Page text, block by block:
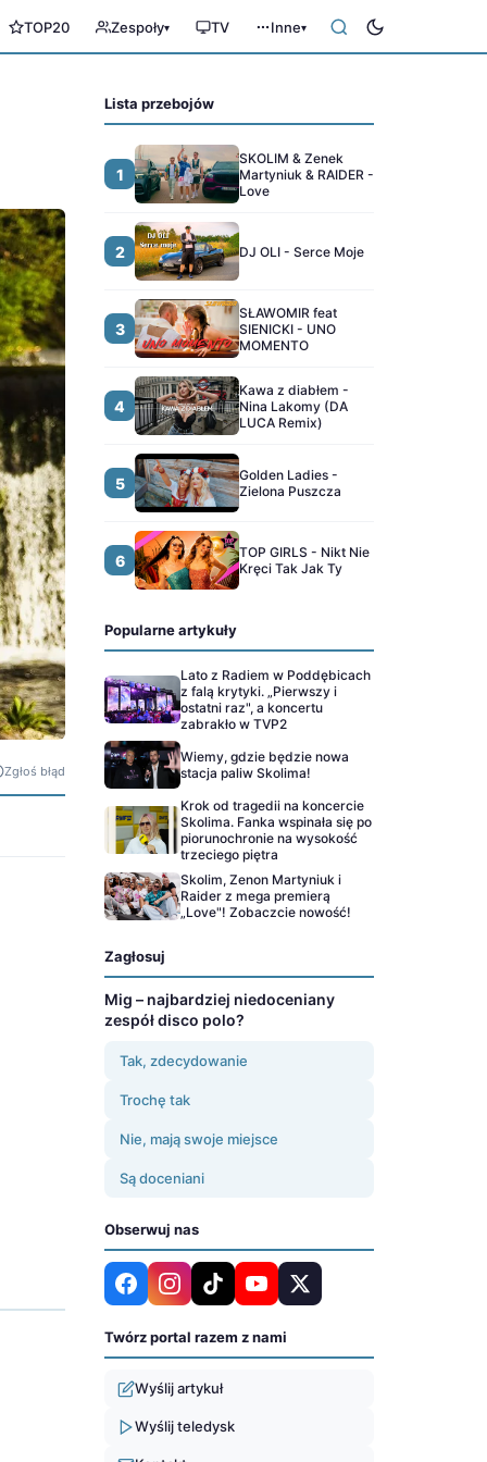
TOP20 Zespoły▾ TV Inne▾
Zgłoś błąd
Lista przebojów
1
SKOLIM & Zenek
Martyniuk & RAIDER -
Love
2 DJ OLI - Serce Moje
3
SŁAWOMIR feat
SIENICKI - UNO
MOMENTO
4
Kawa z diabłem -
Nina Lakomy (DA
LUCA Remix)
5
Golden Ladies -
Zielona Puszcza
6
TOP GIRLS - Nikt Nie
Kręci Tak Jak Ty
Popularne artykuły
Lato z Radiem w Poddębicach
z falą krytyki. „Pierwszy i
ostatni raz", a koncertu
zabrakło w TVP2
Wiemy, gdzie będzie nowa
stacja paliw Skolima!
Krok od tragedii na koncercie
Skolima. Fanka wspinała się po
piorunochronie na wysokość
trzeciego piętra
Skolim, Zenon Martyniuk i
Raider z mega premierą
„Love"! Zobaczcie nowość!
Zagłosuj
Mig – najbardziej niedoceniany
zespół disco polo?
Tak, zdecydowanie
Trochę tak
Nie, mają swoje miejsce
Są doceniani
Obserwuj nas
Twórz portal razem z nami
Wyślij artykuł
Wyślij teledysk